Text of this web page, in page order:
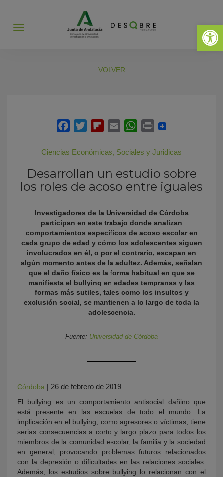
Abrir
Abrir
VOLVER
Ciencias Económicas, Sociales y Juridicas
Desarrollan un estudio sobre
los roles de acoso entre iguales
Investigadores de la Universidad de Córdoba
participan en este trabajo donde analizan
comportamientos específicos de acoso escolar en
cada grupo de edad y cómo los adolescentes siguen
involucrados en él, o por el contrario, escapan en
algún momento antes de la adultez. Además, señalan
que el daño físico es la forma habitual en que se
manifiesta el bullying en edades tempranas y las
formas más sutiles, tales como los insultos y
exclusión social, se mantienen a lo largo de toda la
adolescencia.
Fuente: Universidad de Córdoba
Córdoba | 26 de febrero de 2019
El bullying es un comportamiento antisocial dañino que
está presente en las escuelas de todo el mundo. La
implicación en el bullying, como agresores o víctimas, tiene
serias consecuencias a corto y largo plazo para todos los
miembros de la comunidad escolar, la familia y la sociedad
en general, provocando problemas futuros relacionados
con la depresión o dificultades en las relaciones sociales.
Además, los estudios sobre bullying lo relacionan con el